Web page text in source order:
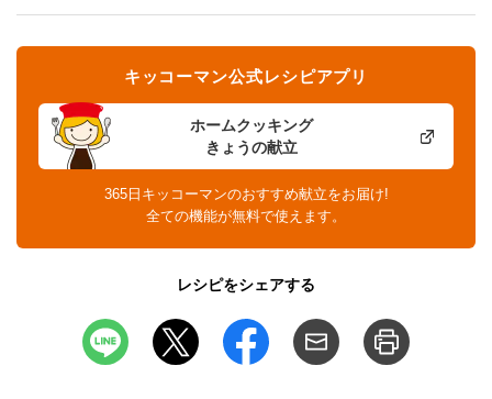
ホームクッキング
きょうの献立
キッコーマン公式レシピアプリ
365日キッコーマンのおすすめ献立をお届け!
全ての機能が無料で使えます。
レシピをシェアする